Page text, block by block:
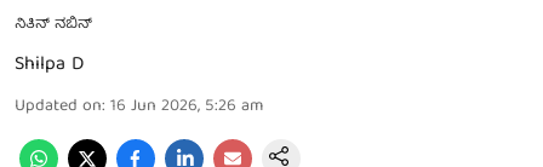
ನಿತಿನ್ ನಬಿನ್
Shilpa D
Updated on: 16 Jun 2026, 5:26 am